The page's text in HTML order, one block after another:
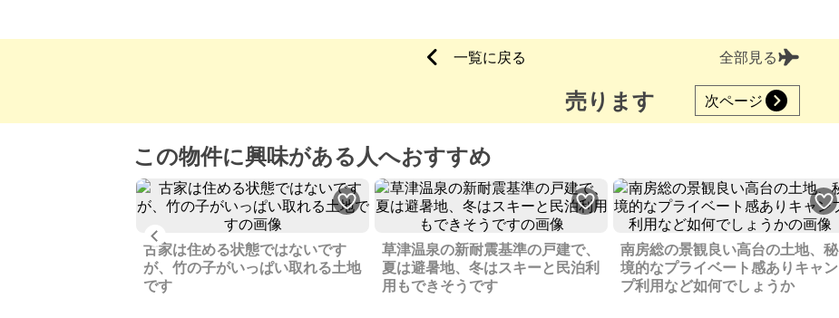
一覧に戻る 全部見る
売ります 次ページ
この物件に興味がある人へおすすめ
古家は住める状態ではないです
が、竹の子がいっぱい取れる土地
です
草津温泉の新耐震基準の戸建で、
夏は避暑地、冬はスキーと民泊利
用もできそうです
南房総の景観良い高台の土地、秘
境的なプライベート感ありキャン
プ利用など如何でしょうか